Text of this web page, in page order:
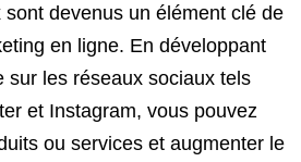
devenus un élément clé de
en ligne. En développant
sur les réseaux sociaux tels
et Instagram, vous pouvez
ou services et augmenter le